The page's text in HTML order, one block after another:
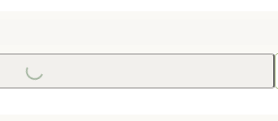
Loading...